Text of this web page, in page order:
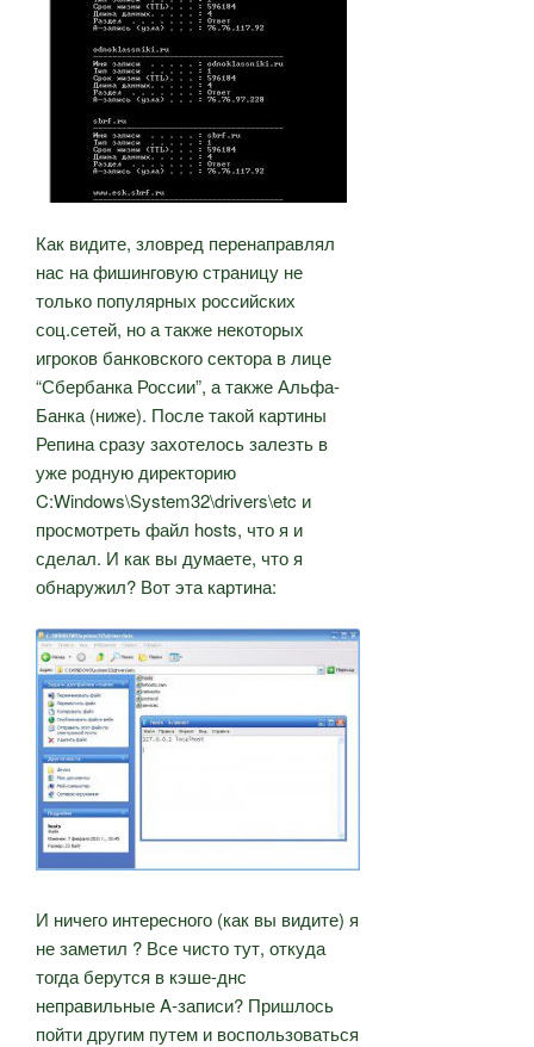
Как видите, зловред перенаправлял
нас на фишинговую страницу не
только популярных российских
соц.сетей, но а также некоторых
игроков банковского сектора в лице
“Сбербанка России”, а также Альфа-
Банка (ниже). После такой картины
Репина сразу захотелось залезть в
уже родную директорию
C:Windows\System32\drivers\etc и
просмотреть файл hosts, что я и
сделал. И как вы думаете, что я
обнаружил? Вот эта картина:
И ничего интересного (как вы видите) я
не заметил ? Все чисто тут, откуда
тогда берутся в кэше-днс
неправильные A-записи? Пришлось
пойти другим путем и воспользоваться